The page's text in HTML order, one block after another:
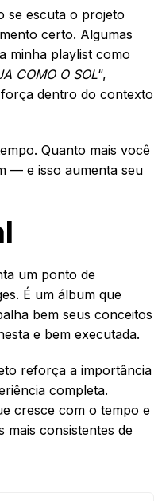
se escuta o projeto
certo. Algumas
minha playlist como
COMO O SOL“,
dentro do contexto
Quanto mais você
— e isso aumenta seu
um ponto de
É um álbum que
bem seus conceitos
e bem executada.
reforça a importância
completa.
cresce com o tempo e
mais consistentes de